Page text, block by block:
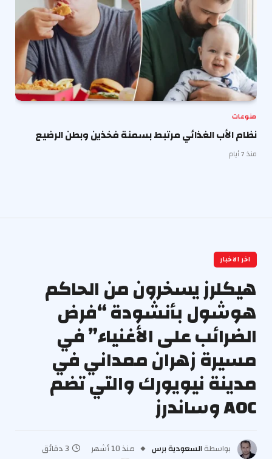
منوعات
نظام الأب الغذائي مرتبط بسمنة فخذين وبطن الرضيع
منذ 7 أيام
اخر الاخبار
هيكلرز يسخرون من الحاكم
هوشول بأنشودة “فرض
الضرائب على الأغنياء” في
مسيرة زهران ممداني في
مدينة نيويورك والتي تضم
AOC وساندرز
بواسطة السعودية برس منذ 10 أشهر
3 دقائق